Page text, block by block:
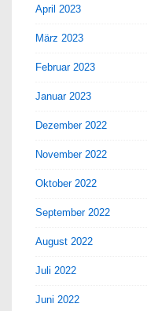
April 2023
März 2023
Februar 2023
Januar 2023
Dezember 2022
November 2022
Oktober 2022
September 2022
August 2022
Juli 2022
Juni 2022